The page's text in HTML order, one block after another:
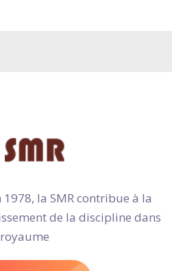
la SMR contribue à la
de la discipline dans